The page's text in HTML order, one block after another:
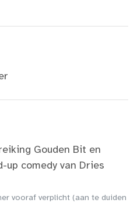
Gouden Bit en
up comedy van Dries
vooraf verplicht (aan te duiden